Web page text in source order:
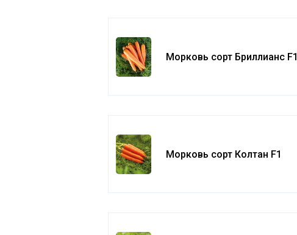
Морковь сорт Бриллианс F1
Морковь сорт Колтан F1